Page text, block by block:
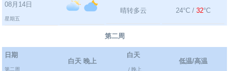
08月14日
星期五
晴转多云 24°C / 32°C
第二周
日期
第二周
白天 晚上
白天
/ 晚上
低温/高温